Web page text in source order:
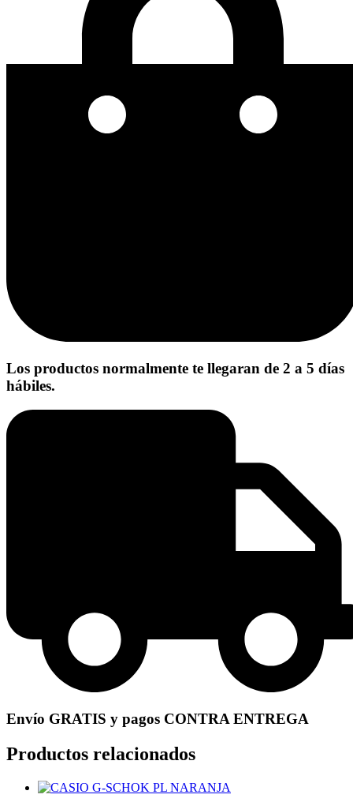
Los productos normalmente te llegaran de 2 a 5 días
hábiles.
Envío GRATIS y pagos CONTRA ENTREGA
Productos relacionados